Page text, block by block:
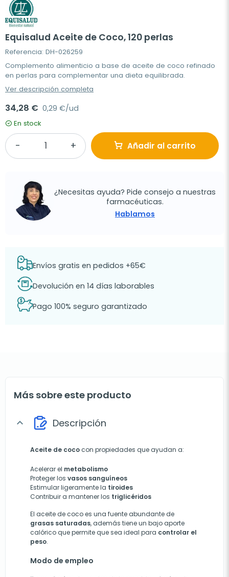
Equisalud Aceite de Coco, 120 perlas
Referencia: DH-026259
Complemento alimenticio a base de aceite de coco refinado
en perlas para complementar una dieta equilibrada.
Ver descripción completa
34,28 € 0,29 €/ud
En stock
Añadir al carrito
¿Necesitas ayuda? Pide consejo a nuestras
farmacéuticas.
Hablamos
Envíos gratis en pedidos +65€
Devolución en 14 días laborables
Pago 100% seguro garantizado
Más sobre este producto
expand_more Descripción
Aceite de coco con propiedades que ayudan a:
Acelerar el metabolismo
Proteger los vasos sanguíneos
Estimular ligeramente la tiroides
Contribuir a mantener los triglicéridos
El aceite de coco es una fuente abundante de
grasas saturadas, además tiene un bajo aporte
calórico que permite que sea ideal para controlar el
peso.
Modo de empleo